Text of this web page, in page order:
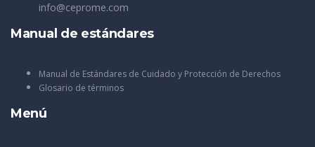
info@ceprome.com
Manual de estándares
Manual de Estándares de Cuidado y Protección de Derechos
Glosario de términos
Menú